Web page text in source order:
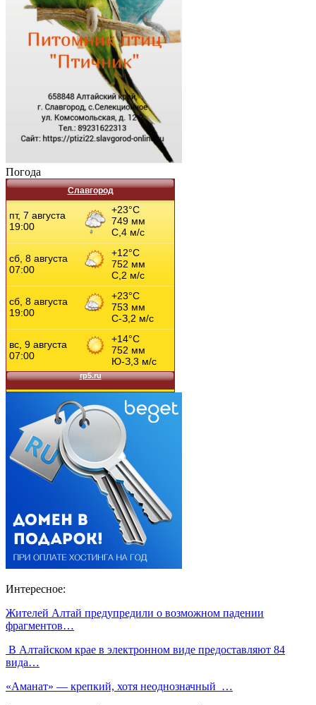
Погода
Славгород
Интересное:
Жителей Алтай предупредили о возможном падении
фрагментов…
В Алтайском крае в электронном виде предоставляют 84
вида…
«Аманат» — крепкий, хотя неоднозначный …